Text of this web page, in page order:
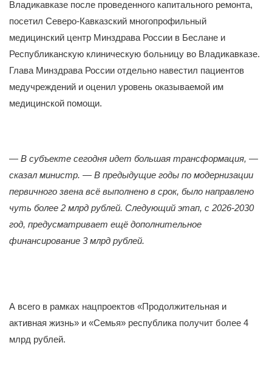
Владикавказе после проведенного капитального ремонта,
посетил Северо‑Кавказский многопрофильный
медицинский центр Минздрава России в Беслане и
Республиканскую клиническую больницу во Владикавказе.
Глава Минздрава России отдельно навестил пациентов
медучреждений и оценил уровень оказываемой им
медицинской помощи.
— В субъекте сегодня идет большая трансформация, —
сказал министр. — В предыдущие годы по модернизации
первичного звена всё выполнено в срок, было направлено
чуть более 2 млрд рублей. Следующий этап, с 2026-2030
год, предусматривает ещё дополнительное
финансирование 3 млрд рублей.
А всего в рамках нацпроектов «Продолжительная и
активная жизнь» и «Семья» республика получит более 4
млрд рублей.